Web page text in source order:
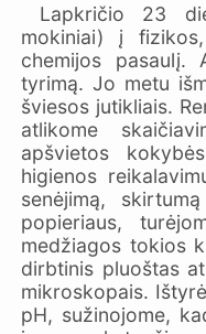
Lapkričio 23
mokiniai) į
chemijos pasaulį.
tyrimą. Jo metu
šviesos jutikliais.
atlikome
apšvietos
higienos
senėjimą,
popieriaus,
medžiagos tokios
dirbtinis pluoštas
mikroskopais.
pH, sužinojome,